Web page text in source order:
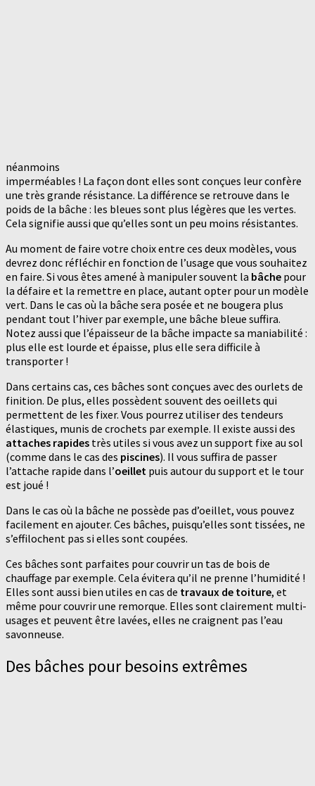
néanmoins
imperméables ! La façon dont elles sont conçues leur confère
une très grande résistance. La différence se retrouve dans le
poids de la bâche : les bleues sont plus légères que les vertes.
Cela signifie aussi que qu’elles sont un peu moins résistantes.
Au moment de faire votre choix entre ces deux modèles, vous
devrez donc réfléchir en fonction de l’usage que vous souhaitez
en faire. Si vous êtes amené à manipuler souvent la bâche pour
la défaire et la remettre en place, autant opter pour un modèle
vert. Dans le cas où la bâche sera posée et ne bougera plus
pendant tout l’hiver par exemple, une bâche bleue suffira.
Notez aussi que l’épaisseur de la bâche impacte sa maniabilité :
plus elle est lourde et épaisse, plus elle sera difficile à
transporter !
Dans certains cas, ces bâches sont conçues avec des ourlets de
finition. De plus, elles possèdent souvent des oeillets qui
permettent de les fixer. Vous pourrez utiliser des tendeurs
élastiques, munis de crochets par exemple. Il existe aussi des
attaches rapides très utiles si vous avez un support fixe au sol
(comme dans le cas des piscines). Il vous suffira de passer
l’attache rapide dans l’oeillet puis autour du support et le tour
est joué !
Dans le cas où la bâche ne possède pas d’oeillet, vous pouvez
facilement en ajouter. Ces bâches, puisqu’elles sont tissées, ne
s’effilochent pas si elles sont coupées.
Ces bâches sont parfaites pour couvrir un tas de bois de
chauffage par exemple. Cela évitera qu’il ne prenne l’humidité !
Elles sont aussi bien utiles en cas de travaux de toiture, et
même pour couvrir une remorque. Elles sont clairement multi-
usages et peuvent être lavées, elles ne craignent pas l’eau
savonneuse.
Des bâches pour besoins extrêmes